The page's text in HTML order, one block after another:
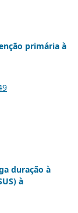
primária à
duração à
à